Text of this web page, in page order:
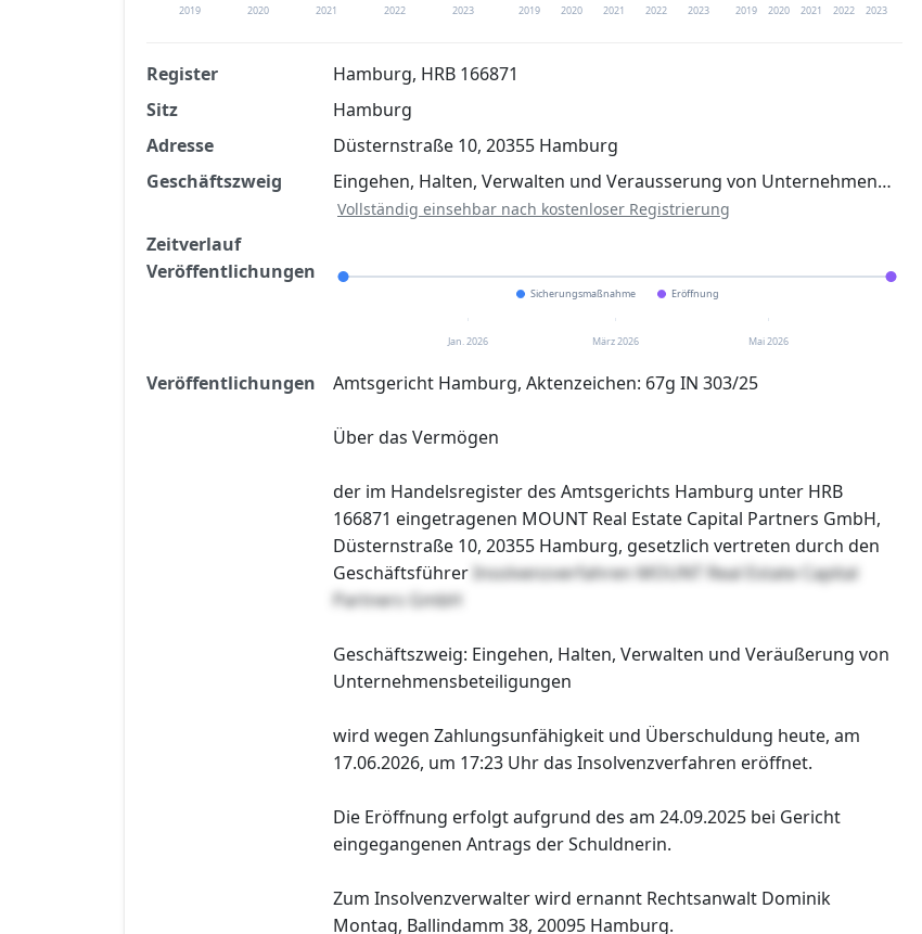
2019 2020 2021 2022 2023 2019 2020 2021 2022 2023 2019 2020 2021 2022 2023
Finanzkennzahlen nach kostenloser Registrierung verfügbar
Jetzt kostenlos registrieren
Register
Hamburg, HRB 166871
Sitz
Hamburg
Adresse
Düsternstraße 10, 20355 Hamburg
Geschäftszweig
Eingehen, Halten, Verwalten und Verausserung von Unternehmen…
Vollständig einsehbar nach kostenloser Registrierung
Zeitverlauf
Veröffentlichungen
Sicherungsmaßnahme Eröffnung
Jan. 2026 März 2026 Mai 2026
Veröffentlichungen Amtsgericht Hamburg, Aktenzeichen: 67g IN 303/25
Über das Vermögen
der im Handelsregister des Amtsgerichts Hamburg unter HRB
166871 eingetragenen MOUNT Real Estate Capital Partners GmbH,
Düsternstraße 10, 20355 Hamburg, gesetzlich vertreten durch den
Geschäftsführer Insolvenzverfahren MOUNT Real Estate Capital
Partners GmbH
Geschäftszweig: Eingehen, Halten, Verwalten und Veräußerung von
Unternehmensbeteiligungen
wird wegen Zahlungsunfähigkeit und Überschuldung heute, am
17.06.2026, um 17:23 Uhr das Insolvenzverfahren eröffnet.
Die Eröffnung erfolgt aufgrund des am 24.09.2025 bei Gericht
eingegangenen Antrags der Schuldnerin.
Zum Insolvenzverwalter wird ernannt Rechtsanwalt Dominik
Montag, Ballindamm 38, 20095 Hamburg.